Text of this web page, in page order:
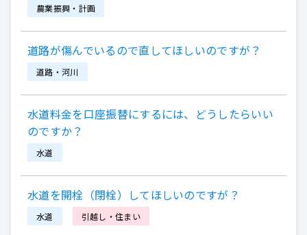
農業振興・計画
道路が傷んでいるので直してほしいのですが？
道路・河川
水道料金を口座振替にするには、どうしたらいい
のですか？
水道
水道を開栓（閉栓）してほしいのですが？
水道 引越し・住まい